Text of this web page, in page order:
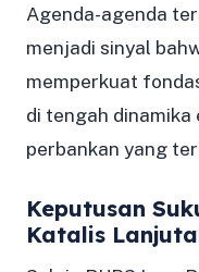
Agenda-agenda
menjadi sinyal
memperkuat
di tengah dinamika
perbankan yang
Keputusan
Katalis